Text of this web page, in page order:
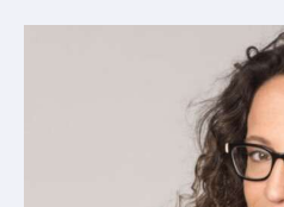
EVENTOS
CONECTADES
PODCAST